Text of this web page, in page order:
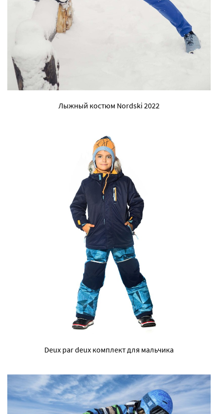
Лыжный костюм Nordski 2022
Deux par deux комплект для мальчика